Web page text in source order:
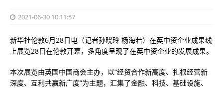
2021-06-30 10:11:57
新华社伦敦6月28日电（记者孙晓玲 杨海若）在英中资企业成果线
上展览28日在伦敦开幕，多角度呈现了在英中资企业的发展成果。
本次展览由英国中国商会主办，以“经贸合作新高度、扎根经营新
深度、互利共赢新广度”为主题，汇集了金融、科技、基础设施、